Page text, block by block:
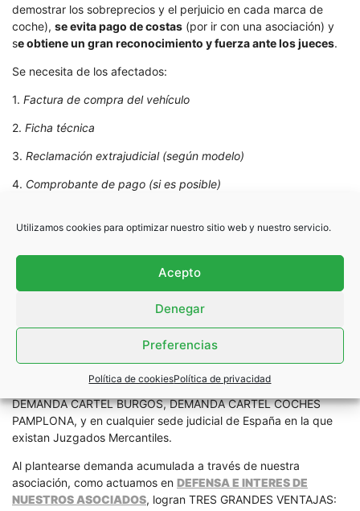
Utilizamos cookies para optimizar nuestro sitio web y nuestro servicio.
Acepto
Denegar
Preferencias
Política de cookiesPolítica de privacidad
demostrar los sobreprecios y el perjuicio en cada marca de
coche), se evita pago de costas (por ir con una asociación) y
se obtiene un gran reconocimiento y fuerza ante los jueces.
Se necesita de los afectados:
1. Factura de compra del vehículo
2. Ficha técnica
3. Reclamación extrajudicial (según modelo)
4. Comprobante de pago (si es posible)
también documentación adicional, debiendo contactar
¿CÓMO TRAMITAREMOS TU DEFENSA?
DEMANDAS ACUMULADAS POR MARCAS
pudiendo plantearse DEMANDA CARTEL COCHES MADRID,
COCHES CATALUÑA, DEMANDA CARTEL COCHES LEON,
COCHES VITORIA, DEMANDA CARTEL COCHES RIOJA,
DEMANDA CARTEL BURGOS, DEMANDA CARTEL COCHES
PAMPLONA, y en cualquier sede judicial de España en la que
existan Juzgados Mercantiles.
Al plantearse demanda acumulada a través de nuestra
asociación, como actuamos en DEFENSA E INTERES DE
NUESTROS ASOCIADOS, logran TRES GRANDES VENTAJAS: